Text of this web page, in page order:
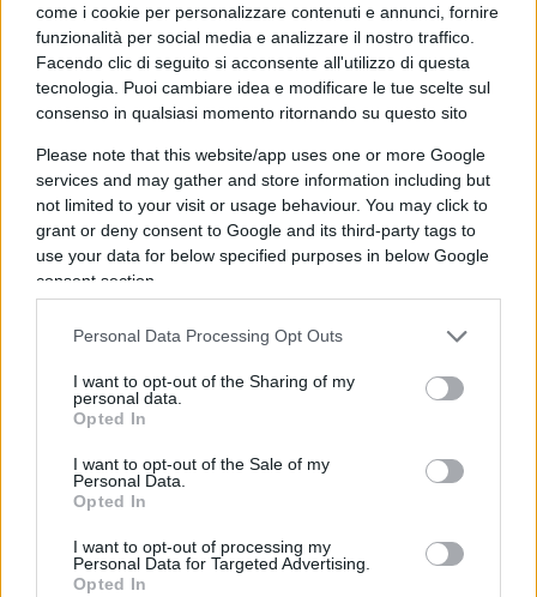
come i cookie per personalizzare contenuti e annunci, fornire
funzionalità per social media e analizzare il nostro traffico.
Facendo clic di seguito si acconsente all'utilizzo di questa
tecnologia. Puoi cambiare idea e modificare le tue scelte sul
consenso in qualsiasi momento ritornando su questo sito
Please note that this website/app uses one or more Google
services and may gather and store information including but
not limited to your visit or usage behaviour. You may click to
grant or deny consent to Google and its third-party tags to
use your data for below specified purposes in below Google
consent section.
Personal Data Processing Opt Outs
I want to opt-out of the Sharing of my
personal data.
Opted In
I want to opt-out of the Sale of my
Personal Data.
Opted In
I want to opt-out of processing my
Personal Data for Targeted Advertising.
Opted In
6 – Oggetti di design virtuale di
Andrés Reisinger
Il designer argentino Andrés Reisinger si è buttato
nella creazione di mobili NFT, una nicchia davvero
esclusiva.
Il suo pezzo più costoso è stato venduto per poco
meno di $ 70.000. Sebbene si tratti di mobili che
non puoi usare fisicamente, questi oggetti
DecentralandoMinecraft(di cui abbiamo parlato
nostri articoli sul Metaverso